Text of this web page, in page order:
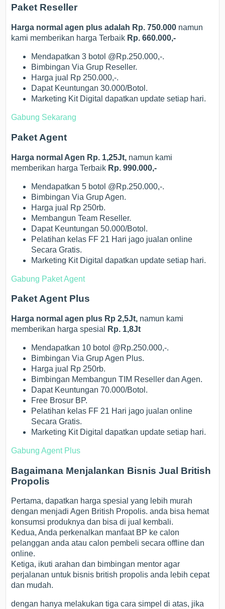
Paket Reseller
Harga normal agen plus adalah Rp. 750.000 namun
kami memberikan harga Terbaik Rp. 660.000,-
Mendapatkan 3 botol @Rp.250.000,-.
Bimbingan Via Grup Reseller.
Harga jual Rp 250.000,-.
Dapat Keuntungan 30.000/Botol.
Marketing Kit Digital dapatkan update setiap hari.
Gabung Sekarang
Paket Agent
Harga normal Agen Rp. 1,25Jt, namun kami
memberikan harga Terbaik Rp. 990.000,-
Mendapatkan 5 botol @Rp.250.000,-.
Bimbingan Via Grup Agen.
Harga jual Rp 250rb.
Membangun Team Reseller.
Dapat Keuntungan 50.000/Botol.
Pelatihan kelas FF 21 Hari jago jualan online
Secara Gratis.
Marketing Kit Digital dapatkan update setiap hari.
Gabung Paket Agent
Paket Agent Plus
Harga normal agen plus Rp 2,5Jt, namun kami
memberikan harga spesial
Rp. 1,8Jt
Mendapatkan 10 botol @Rp.250.000,-.
Bimbingan Via Grup Agen Plus.
Harga jual Rp 250rb.
Bimbingan Membangun TIM Reseller dan Agen.
Dapat Keuntungan 70.000/Botol.
Free Brosur BP.
Pelatihan kelas FF 21 Hari jago jualan online
Secara Gratis.
Marketing Kit Digital dapatkan update setiap hari.
Gabung Agent Plus
Bagaimana Menjalankan Bisnis Jual British
Propolis
Pertama, dapatkan harga spesial yang lebih murah
dengan menjadi Agen British Propolis. anda bisa hemat
konsumsi produknya dan bisa di jual kembali.
Kedua, Anda perkenalkan manfaat BP ke calon
pelanggan anda atau calon pembeli secara offline dan
online.
Ketiga, ikuti arahan dan bimbingan mentor agar
perjalanan untuk bisnis british propolis anda lebih cepat
dan mudah.
dengan hanya melakukan tiga cara simpel di atas, jika